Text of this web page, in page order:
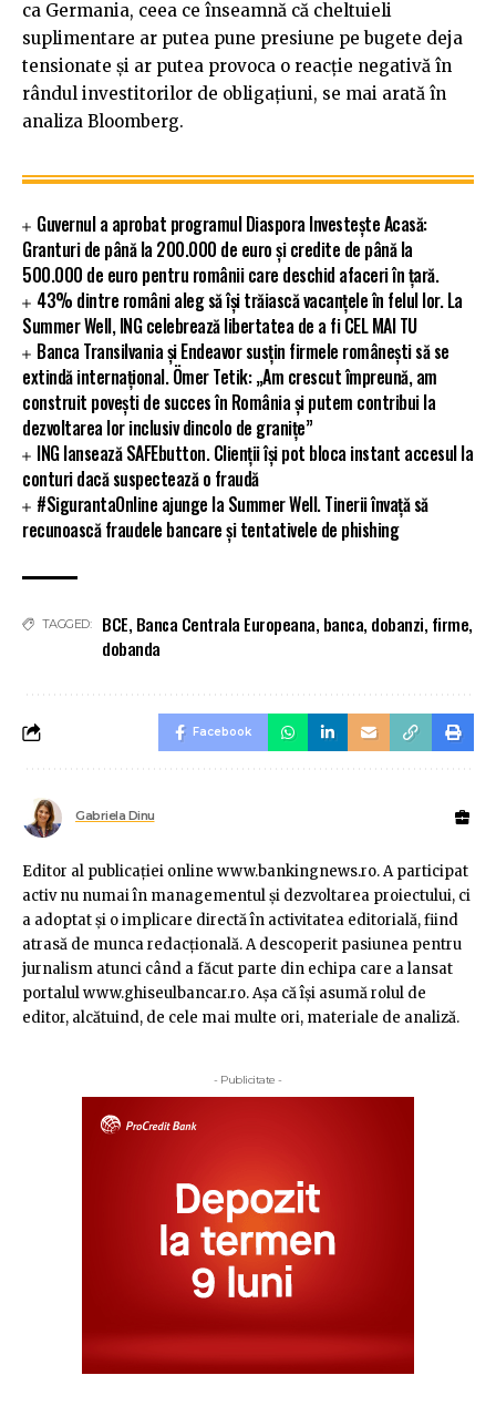
ca Germania, ceea ce înseamnă că cheltuieli
suplimentare ar putea pune presiune pe bugete deja
tensionate și ar putea provoca o reacție negativă în
rândul investitorilor de obligațiuni, se mai arată în
analiza Bloomberg.
Guvernul a aprobat programul Diaspora Investește Acasă:
Granturi de până la 200.000 de euro și credite de până la
500.000 de euro pentru românii care deschid afaceri în țară.
43% dintre români aleg să își trăiască vacanțele în felul lor. La
Summer Well, ING celebrează libertatea de a fi CEL MAI TU
Banca Transilvania și Endeavor susțin firmele românești să se
extindă internațional. Ömer Tetik: „Am crescut împreună, am
construit povești de succes în România și putem contribui la
dezvoltarea lor inclusiv dincolo de granițe”
ING lansează SAFEbutton. Clienții își pot bloca instant accesul la
conturi dacă suspectează o fraudă
#SigurantaOnline ajunge la Summer Well. Tinerii învață să
recunoască fraudele bancare și tentativele de phishing
TAGGED: BCE, Banca Centrala Europeana, banca, dobanzi, firme,
dobanda
Facebook
Gabriela Dinu
Editor al publicaţiei online www.bankingnews.ro. A participat
activ nu numai în managementul şi dezvoltarea proiectului, ci
a adoptat şi o implicare directă în activitatea editorială, fiind
atrasă de munca redacţională. A descoperit pasiunea pentru
jurnalism atunci când a făcut parte din echipa care a lansat
portalul www.ghiseulbancar.ro. Așa că îşi asumă rolul de
editor, alcătuind, de cele mai multe ori, materiale de analiză.
- Publicitate -